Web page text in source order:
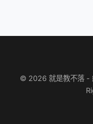
© 2026 就是教不落 -